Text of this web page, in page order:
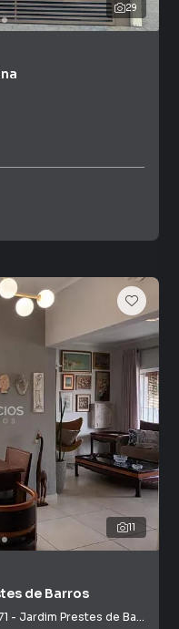
29
11
de Barros
- Jardim Prestes de Barros